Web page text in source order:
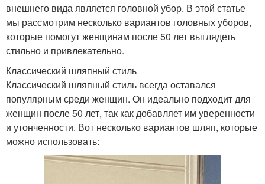
внешнего вида является головной убор. В этой статье
мы рассмотрим несколько вариантов головных уборов,
которые помогут женщинам после 50 лет выглядеть
стильно и привлекательно.
Классический шляпный стиль
Классический шляпный стиль всегда оставался
популярным среди женщин. Он идеально подходит для
женщин после 50 лет, так как добавляет им уверенности
и утонченности. Вот несколько вариантов шляп, которые
можно использовать: